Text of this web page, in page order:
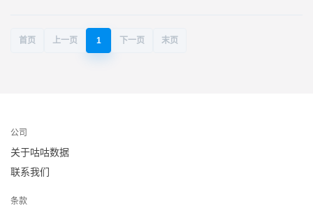
首页 上一页 1 下一页 末页
公司
关于咕咕数据
联系我们
条款